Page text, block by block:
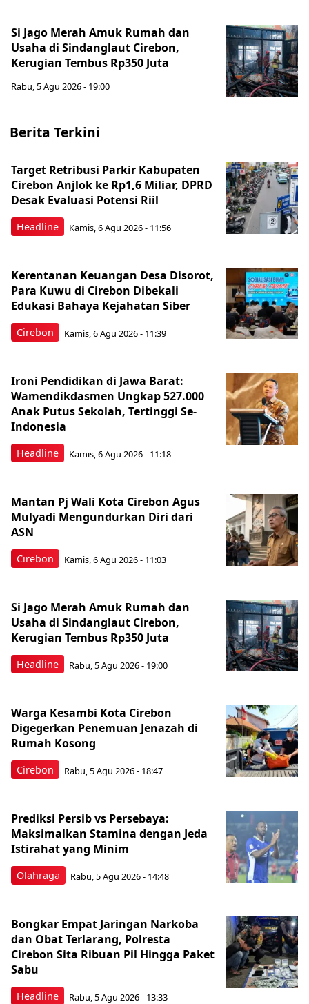
Si Jago Merah Amuk Rumah dan
Usaha di Sindanglaut Cirebon,
Kerugian Tembus Rp350 Juta
Rabu, 5 Agu 2026 - 19:00
Berita Terkini
Headline
Target Retribusi Parkir Kabupaten
Cirebon Anjlok ke Rp1,6 Miliar, DPRD
Desak Evaluasi Potensi Riil
Kamis, 6 Agu 2026 - 11:56
Cirebon
Kerentanan Keuangan Desa Disorot,
Para Kuwu di Cirebon Dibekali
Edukasi Bahaya Kejahatan Siber
Kamis, 6 Agu 2026 - 11:39
Headline
Ironi Pendidikan di Jawa Barat:
Wamendikdasmen Ungkap 527.000
Anak Putus Sekolah, Tertinggi Se-
Indonesia
Kamis, 6 Agu 2026 - 11:18
Cirebon
Mantan Pj Wali Kota Cirebon Agus
Mulyadi Mengundurkan Diri dari
ASN
Kamis, 6 Agu 2026 - 11:03
Headline
Si Jago Merah Amuk Rumah dan
Usaha di Sindanglaut Cirebon,
Kerugian Tembus Rp350 Juta
Rabu, 5 Agu 2026 - 19:00
Cirebon
Warga Kesambi Kota Cirebon
Digegerkan Penemuan Jenazah di
Rumah Kosong
Rabu, 5 Agu 2026 - 18:47
Olahraga
Prediksi Persib vs Persebaya:
Maksimalkan Stamina dengan Jeda
Istirahat yang Minim
Rabu, 5 Agu 2026 - 14:48
Headline
Bongkar Empat Jaringan Narkoba
dan Obat Terlarang, Polresta
Cirebon Sita Ribuan Pil Hingga Paket
Sabu
Rabu, 5 Agu 2026 - 13:33